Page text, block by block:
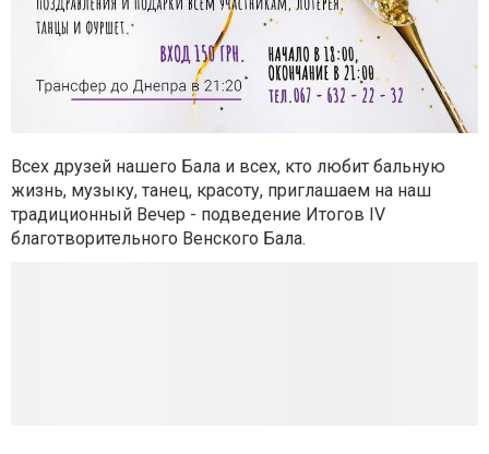
Всех друзей нашего Бала и всех, кто любит бальную
жизнь, музыку, танец, красоту, приглашаем на наш
традиционный Вечер - подведение Итогов IV
благотворительного Венского Бала.